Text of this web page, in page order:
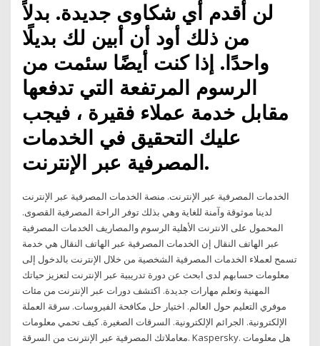
لن أقدم أي شكاوى جديدة. بدلاً
من ذلك أود أن أبين لك بديلًا
واحدًا. إذا كنت أيضًا سئمت من
الرسوم المرتفعة التي تدفعها
مقابل خدمة عملاء فقيرة ، فيجب
عليك التحقيق في الخدمات
المصرفية عبر الإنترنت.
الخدمات المصرفية عبر الإنترنت. منصة الخدمات المصرفية عبر الإنترنت
لدينا موثوقة وآمنة للغاية وهي بذلك توفر الراحة المصرفية القصوى.
المحمول على الانترنت الأهلية الرسوم والمصاريف الخدمات المصرفية
عبر الهاتف النقال إن الخدمات المصرفية عبر الهاتف النقال هي خدمة
تسمح لعملاء الخدمات المصرفية الشخصية من خلال الإنترنت بالدخول إلى
معلومات حسابهم لدى ابحث عن دورة تدريبية عبر الإنترنت لتعزيز حياتك
المهنية وتعلم مهارات جديدة. اكتشف دورات عبر الإنترنت من مئات
موفري التعليم حول العالم. اختيار حل مكافحة الفيروسات. سرقة العملة
الإلكترونية. الجرائم الإلكترونية. السرقات الصغيرة. كيف تحمي معلومات
معاملاتك المصرفية عبر الإنترنت من السرقة. Kaspersky. هل معلومات